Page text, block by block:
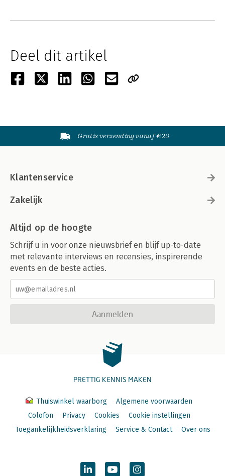
Deel dit artikel
Gratis verzending vanaf €20
Klantenservice
Zakelijk
Altijd op de hoogte
Schrijf u in voor onze nieuwsbrief en blijf up-to-date
met relevante interviews en recensies, inspirerende
events en de beste acties.
Aanmelden
PRETTIG KENNIS MAKEN
Thuiswinkel waarborg
Algemene voorwaarden
Colofon
Privacy Cookies
Cookie instellingen
Toegankelijkheidsverklaring
Service & Contact Over ons